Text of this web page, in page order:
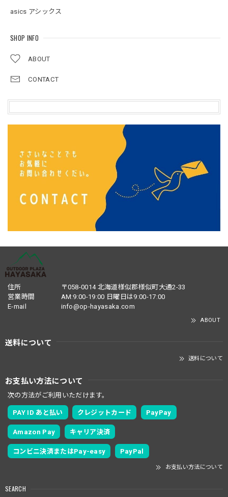
asics アシックス
SHOP INFO
ABOUT
CONTACT
住所
〒058-0014 北海道様似郡様似町大通2-33
営業時間
AM:9:00-19:00 日曜日は9:00-17:00
E-mail
info@op-hayasaka.com
ABOUT
送料について
送料について
お支払い方法について
次の方法がご利用いただけます。
PAY ID あと払い クレジットカード PayPay
Amazon Pay キャリア決済
コンビニ決済またはPay-easy PayPal
お支払い方法について
SEARCH